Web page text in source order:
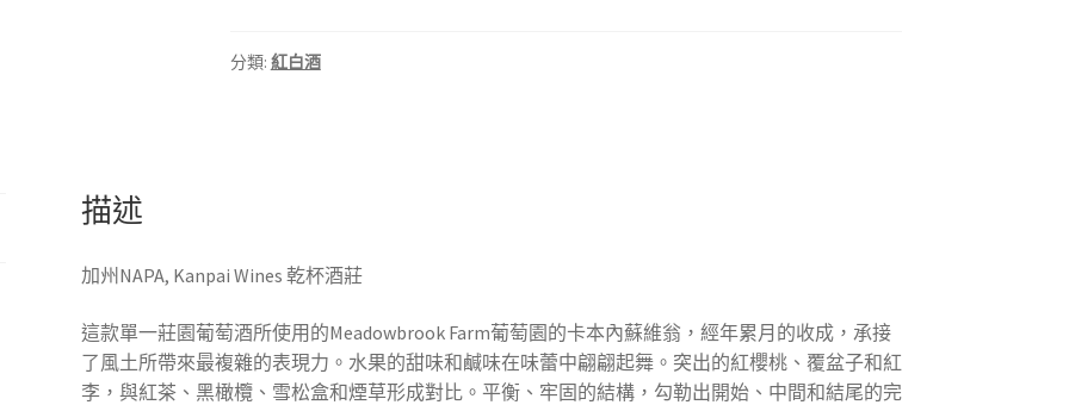
麟
蘇
濃
紅
酒
分類: 紅白酒
描述
加州NAPA, Kanpai Wines 乾杯酒莊
這款單一莊園葡萄酒所使用的Meadowbrook Farm葡萄園的卡本內蘇維翁，經年累月的收成，承接
了風土所帶來最複雜的表現力。水果的甜味和鹹味在味蕾中翩翩起舞。突出的紅櫻桃、覆盆子和紅
李，與紅茶、黑橄欖、雪松盒和煙草形成對比。平衡、牢固的結構，勾勒出開始、中間和結尾的完